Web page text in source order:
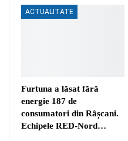
ACTUALITATE
Furtuna a lăsat fără
energie 187 de
consumatori din Râșcani.
Echipele RED-Nord…